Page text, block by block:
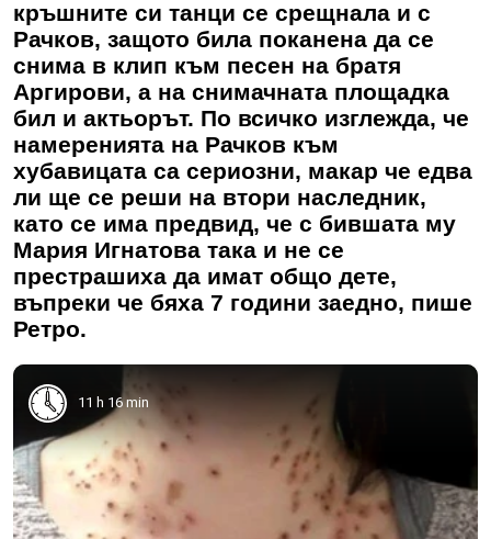
кръшните си танци се срещнала и с
Рачков, защото била поканена да се
снима в клип към песен на братя
Аргирови, а на снимачната площадка
бил и актьорът. По всичко изглежда, че
намеренията на Рачков към
хубавицата са сериозни, макар че едва
ли ще се реши на втори наследник,
като се има предвид, че с бившата му
Мария Игнатова така и не се
престрашиха да имат общо дете,
въпреки че бяха 7 години заедно, пише
Ретро.
11 h 16 min